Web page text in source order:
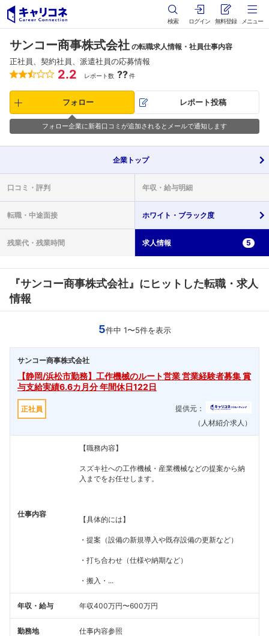
検索 ログイン 無料登録 メニュー
サンコー商事株式会社 の転職求人情報・社員仕事内容
正社員、契約社員、派遣社員の応募情報
2.2 レポート数 ??件
フォロー レポート投稿
フォロー企業に新着口コミが追加されるとメールで通知します
企業 トップ
口コミ・ 評判 年収・ 給与明細
転職・ 中途面接 ホワイト・ ブラック度
残業代・ 残業時間 求人情報 5
『サンコー商事株式会社』にヒットした転職・求人
情報
5件中 1〜5件を表示
サンコー商事株式会社
【静岡/浜松市勤務】工作機械のルート営業 営業経験者募集 賞
与支給実績6.6カ月分 年間休日122日
正社員
提供元：
（人材紹介求人）
仕事内容
【職務内容】
スズキ社への工作機械・産業機械などの提案から納
入までをお任せします。
【具体的には】
・提案（設備の新規導入や既存設備の更新など）
・打ち合わせ（仕様や納期など）
・搬入・...
年収・給与 年収400万円〜600万円
勤務地 仕事内容参照